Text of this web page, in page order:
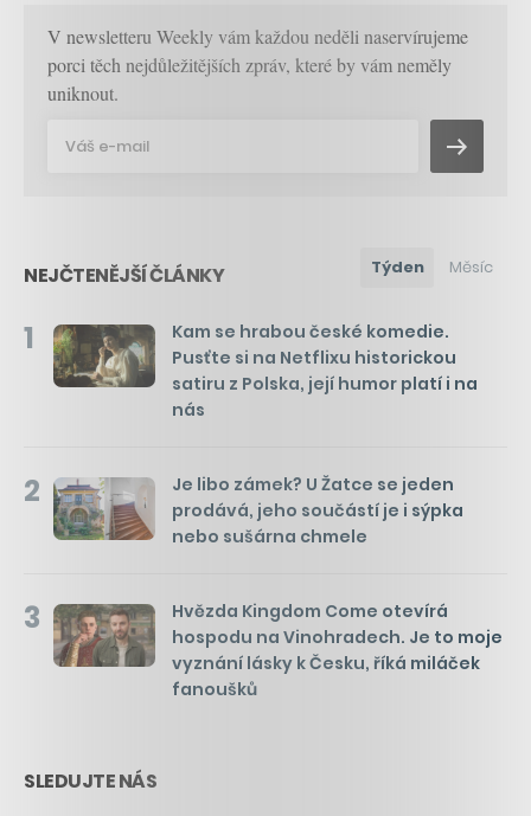
V newsletteru Weekly vám každou neděli naservírujeme
porci těch nejdůležitějších zpráv, které by vám neměly
uniknout.
NEJČTENĚJŠÍ ČLÁNKY Týden Měsíc
1
Kam se hrabou české komedie.
Pusťte si na Netflixu historickou
satiru z Polska, její humor platí i na
nás
2
Je libo zámek? U Žatce se jeden
prodává, jeho součástí je i sýpka
nebo sušárna chmele
3
Hvězda Kingdom Come otevírá
hospodu na Vinohradech. Je to moje
vyznání lásky k Česku, říká miláček
fanoušků
SLEDUJTE NÁS